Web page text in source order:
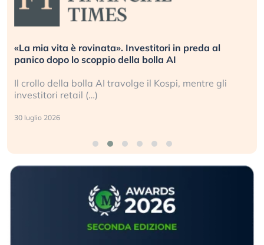
«La mia vita è rovinata». Investitori in preda al
panico dopo lo scoppio della bolla AI
Il crollo della bolla AI travolge il Kospi, mentre gli
investitori retail (…)
30 luglio 2026